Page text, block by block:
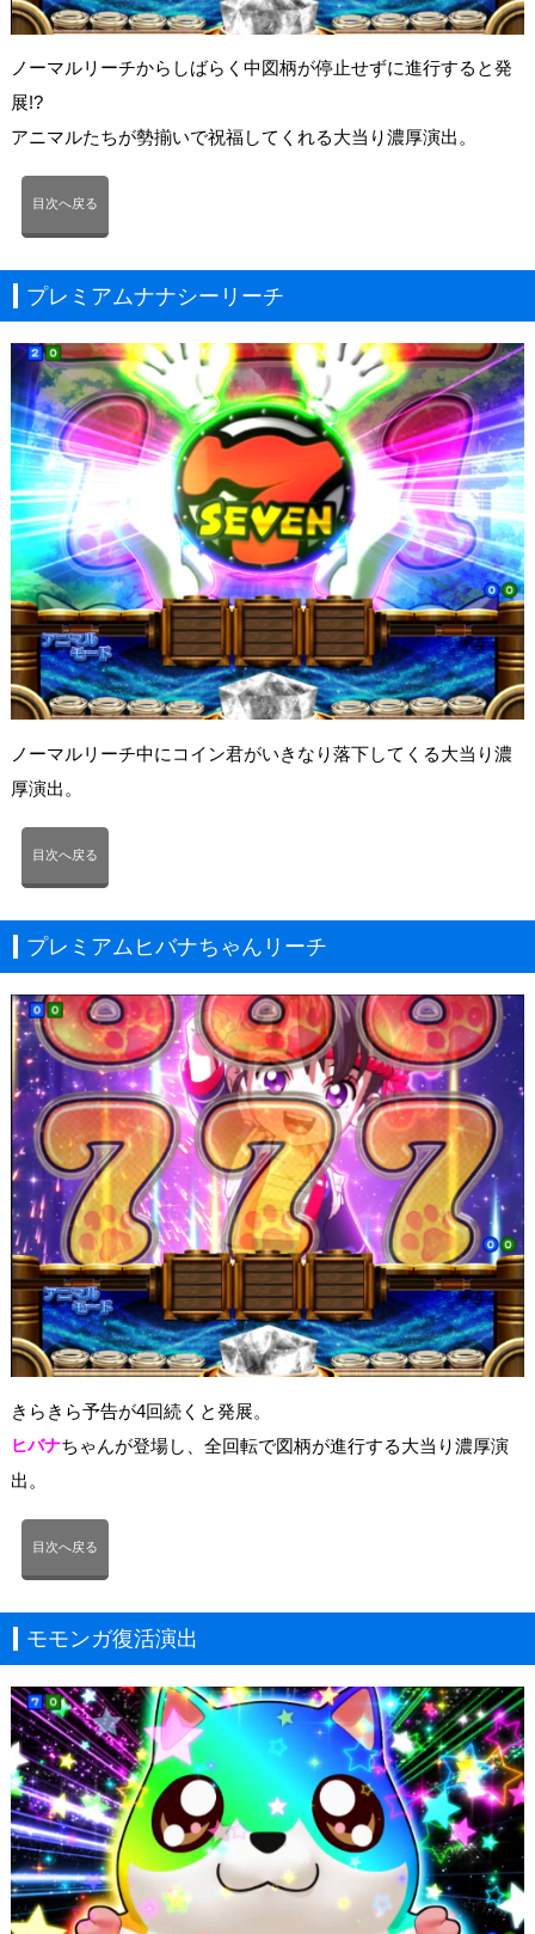
ノーマルリーチからしばらく中図柄が停止せずに進行すると発
展!?
アニマルたちが勢揃いで祝福してくれる大当り濃厚演出。
目次へ戻る
プレミアムナナシーリーチ
ノーマルリーチ中にコイン君がいきなり落下してくる大当り濃
厚演出。
目次へ戻る
プレミアムヒバナちゃんリーチ
きらきら予告が4回続くと発展。
ヒバナちゃんが登場し、全回転で図柄が進行する大当り濃厚演
出。
目次へ戻る
モモンガ復活演出